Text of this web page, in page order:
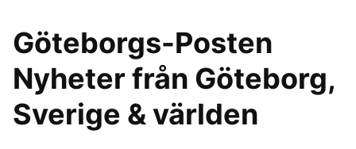
Göteborgs-Posten
Nyheter från Göteborg,
Sverige & världen